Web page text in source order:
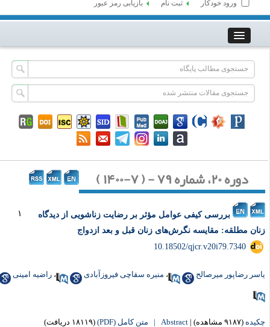
ورود خودکار ثبت نام بازیابی رمز عبور
دوره ۲۰، شماره ۷۹ - ( ۷-۱۴۰۰ )
بررسی کیفی عوامل مؤثر بر رضایت زناشویی از دیدگاه
مطلقه: مقایسه نگرش‌های زنان قبل و بعد ازدواج
‎ 10.18502/qjcr.v20i79.7340
رضاپور میرصالح ،منیره سقاچی فیروزآبادی ،راضیه امینی
(۹۱۸۷ مشاهده) |
Abstract | متن کامل (PDF) (۱۸۱۱۹ دریافت)